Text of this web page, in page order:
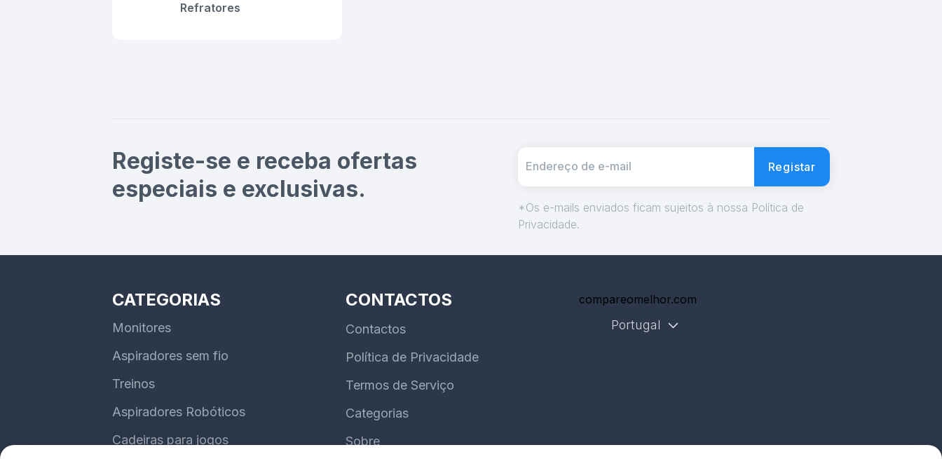
Refratores
Registe-se e receba ofertas
especiais e exclusivas.
Registar
*Os e-mails enviados ficam sujeitos à nossa Política de
Privacidade.
CATEGORIAS
Monitores
Aspiradores sem fio
Treinos
Aspiradores Robóticos
Cadeiras para jogos
CONTACTOS
Contactos
Política de Privacidade
Termos de Serviço
Categorias
Sobre
compareomelhor.com
Portugal